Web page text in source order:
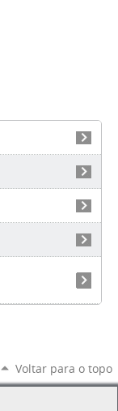
Voltar para o topo